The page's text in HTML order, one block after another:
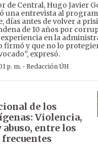
de Central, Hugo Javier
una entrevista al
días antes de volver a
de 10 años por
en la
firmó y que no lo
expresó.
p. m. · Redacción ÚH
de los
Violencia,
entre los